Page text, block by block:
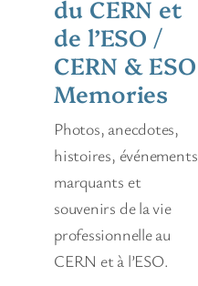
du CERN et
de l’ESO /
CERN & ESO
Memories
Photos, anecdotes,
histoires, événements
marquants et
souvenirs de la vie
professionnelle au
CERN et à l’ESO.